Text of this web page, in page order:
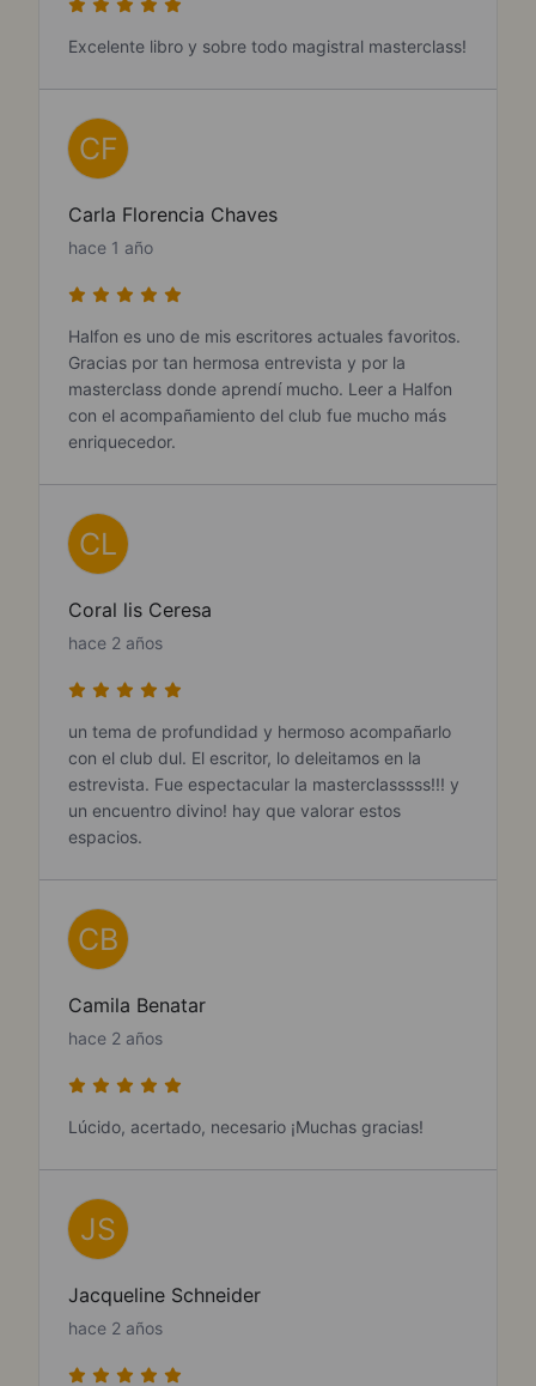
Excelente libro y sobre todo magistral masterclass!
CF
Carla Florencia Chaves
hace 1 año
Halfon es uno de mis escritores actuales favoritos.
Gracias por tan hermosa entrevista y por la
masterclass donde aprendí mucho. Leer a Halfon
con el acompañamiento del club fue mucho más
enriquecedor.
CL
Coral lis Ceresa
hace 2 años
un tema de profundidad y hermoso acompañarlo
con el club dul. El escritor, lo deleitamos en la
estrevista. Fue espectacular la masterclasssss!!! y
un encuentro divino! hay que valorar estos
espacios.
CB
Camila Benatar
hace 2 años
Lúcido, acertado, necesario ¡Muchas gracias!
JS
Jacqueline Schneider
hace 2 años